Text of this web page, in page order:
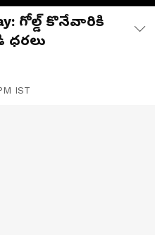
గోల్డ్ కొనేవారికి
ధరలు
IST